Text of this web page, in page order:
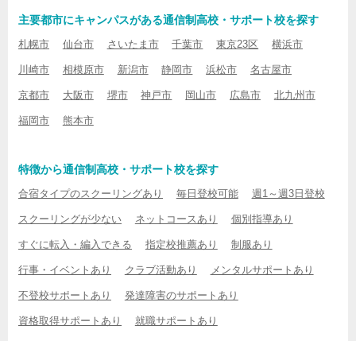
主要都市にキャンパスがある通信制高校・サポート校を探す
札幌市 仙台市 さいたま市 千葉市 東京23区 横浜市
川崎市 相模原市 新潟市 静岡市 浜松市 名古屋市
京都市 大阪市 堺市 神戸市 岡山市 広島市 北九州市
福岡市 熊本市
特徴から通信制高校・サポート校を探す
合宿タイプのスクーリングあり 毎日登校可能 週1～週3日登校
スクーリングが少ない ネットコースあり 個別指導あり
すぐに転入・編入できる 指定校推薦あり 制服あり
行事・イベントあり クラブ活動あり メンタルサポートあり
不登校サポートあり 発達障害のサポートあり
資格取得サポートあり 就職サポートあり